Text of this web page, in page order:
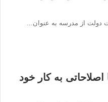
دولت از مدرسه به عنوان...
اصلاحاتی به کار خود